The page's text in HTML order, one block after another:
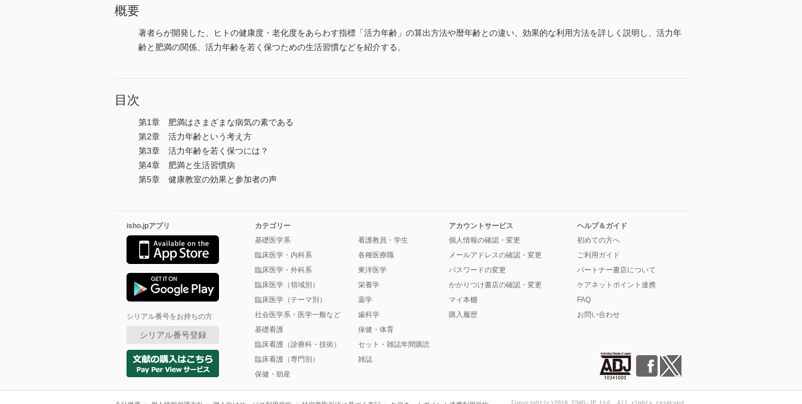
概要
著者らが開発した、ヒトの健康度・老化度をあらわす指標「活力年齢」の算出方法や暦年齢との違い、効果的な利用方法を詳しく説明し、活力年
齢と肥満の関係、活力年齢を若く保つための生活習慣などを紹介する。
目次
第1章 肥満はさまざまな病気の素である
第2章 活力年齢という考え方
第3章 活力年齢を若く保つには？
第4章 肥満と生活習慣病
第5章 健康教室の効果と参加者の声
isho.jpアプリ
シリアル番号をお持ちの方
シリアル番号登録
カテゴリー
基礎医学系
臨床医学・内科系
臨床医学・外科系
臨床医学（領域別）
臨床医学（テーマ別）
社会医学系・医学一般など
基礎看護
臨床看護（診療科・技術）
臨床看護（専門別）
保健・助産
看護教員・学生
各種医療職
東洋医学
栄養学
薬学
歯科学
保健・体育
セット・雑誌年間購読
雑誌
アカウントサービス
個人情報の確認・変更
メールアドレスの確認・変更
パスワードの変更
かかりつけ書店の確認・変更
マイ本棚
購入履歴
ヘルプ＆ガイド
初めての方へ
ご利用ガイド
パートナー書店について
ケアネットポイント連携
FAQ
お問い合わせ